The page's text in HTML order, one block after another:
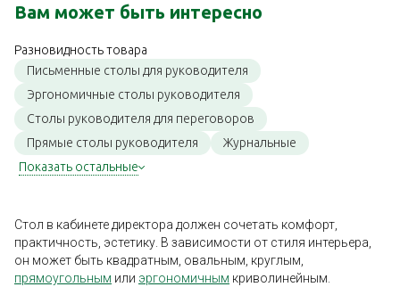
Вам может быть интересно
Разновидность товара
Письменные столы для руководителя
Эргономичные столы руководителя
Столы руководителя для переговоров
Прямые столы руководителя
Журнальные
Показать остальные
Стол в кабинете директора должен сочетать комфорт,
практичность, эстетику. В зависимости от стиля интерьера,
он может быть квадратным, овальным, круглым,
прямоугольным или эргономичным криволинейным.